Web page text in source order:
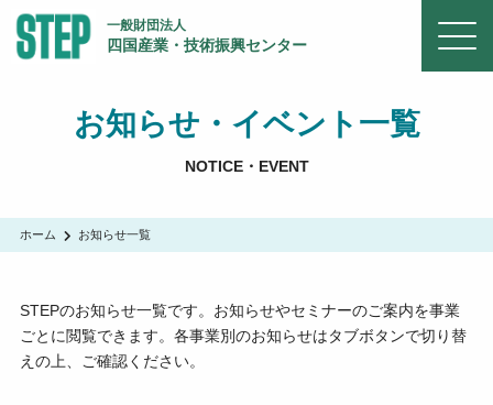
一般財団法人
四国産業・技術振興センター
お知らせ・イベント一覧
NOTICE・EVENT
ホーム お知らせ一覧
STEPのお知らせ一覧です。お知らせやセミナーのご案内を事業
ごとに閲覧できます。各事業別のお知らせはタブボタンで切り替
えの上、ご確認ください。